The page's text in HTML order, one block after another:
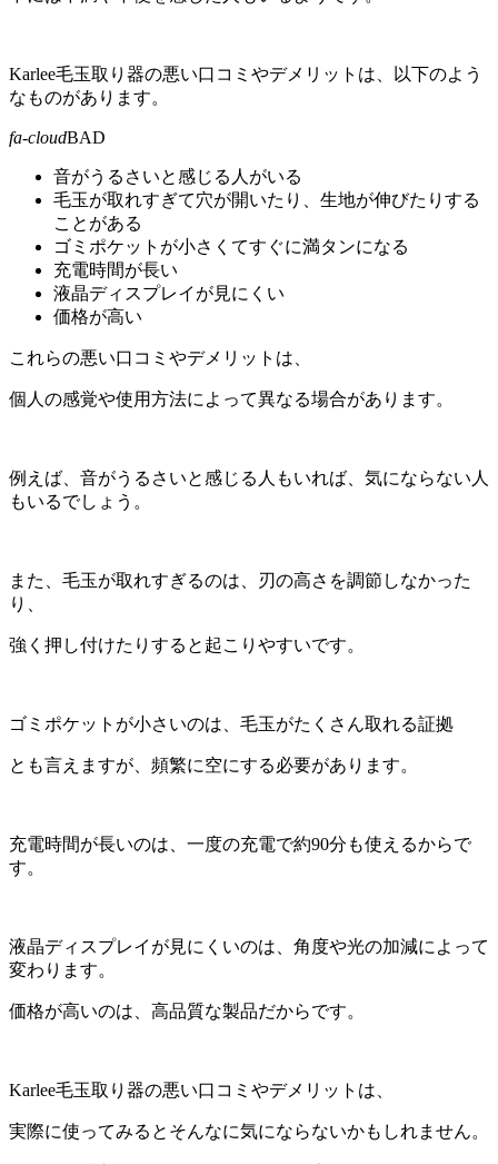
Karlee毛玉取り器の悪い口コミやデメリットは、以下のよう
なものがあります。
fa-cloudBAD
音がうるさいと感じる人がいる
毛玉が取れすぎて穴が開いたり、生地が伸びたりする
ことがある
ゴミポケットが小さくてすぐに満タンになる
充電時間が長い
液晶ディスプレイが見にくい
価格が高い
これらの悪い口コミやデメリットは、
個人の感覚や使用方法によって異なる場合があります。
例えば、音がうるさいと感じる人もいれば、気にならない人
もいるでしょう。
また、毛玉が取れすぎるのは、刃の高さを調節しなかった
り、
強く押し付けたりすると起こりやすいです。
ゴミポケットが小さいのは、毛玉がたくさん取れる証拠
とも言えますが、頻繁に空にする必要があります。
充電時間が長いのは、一度の充電で約90分も使えるからで
す。
液晶ディスプレイが見にくいのは、角度や光の加減によって
変わります。
価格が高いのは、高品質な製品だからです。
Karlee毛玉取り器の悪い口コミやデメリットは、
実際に使ってみるとそんなに気にならないかもしれません。